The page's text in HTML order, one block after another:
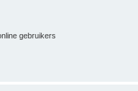
gebruikers